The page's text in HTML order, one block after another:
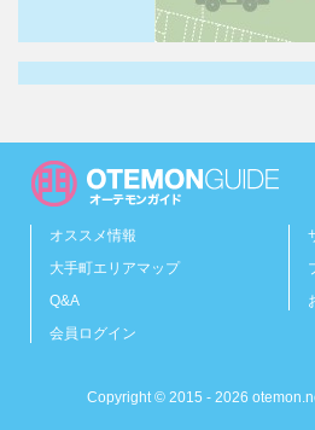
オススメ情報
大手町エリアマップ
Q&A
会員ログイン
Copyright © 2015 - 2026